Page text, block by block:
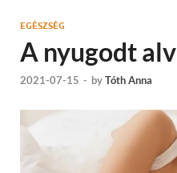
EGÉSZSÉG
A nyugodt
2021-07-15 - byTóth Anna